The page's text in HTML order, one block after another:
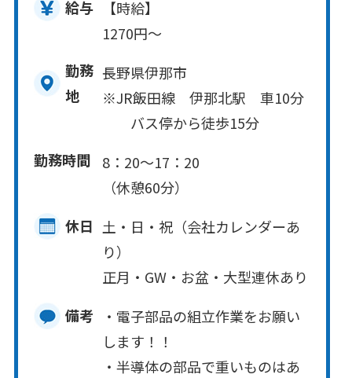
給与
【時給】
1270円～
勤務
地
長野県伊那市
※JR飯田線 伊那北駅 車10分
バス停から徒歩15分
勤務時間
8：20～17：20
（休憩60分）
休日 土・日・祝（会社カレンダーあ
り）
正月・GW・お盆・大型連休あり
備考
・電子部品の組立作業をお願い
します！！
・半導体の部品で重いものはあ